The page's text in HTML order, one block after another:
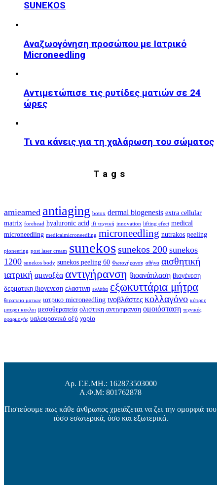
SUNEKOS
Αναζωογόνηση προσώπου με Ιατρικό
Microneedling
Αντιμετώπισε τις ρυτίδες ματιών σε 24
ώρες
Τι να κάνεις για τη χαλάρωση του σώματος
Tags
amieamed antiaging botox dermal biogenesis extra cellular
matrix forehead hyaluronic acid ift τεχνική innovation lifting efect medical
microneedling medicalmicroneedling microneedling nutrakos peeling
pioneering post laser cream sunekossunekos 200 sunekos
1200 sunekos body sunekos peeling 60 Φωτογήρανση αθήνα αισθητική
ιατρική αμινοξέα αντιγήρανση βιοανάπλαση βιογένεση
δερματικη βιογενεση ελαστινη ελλάδα εξωκυττάρια μήτρα
θεραπεια ματιων ιατρικο microneedling ινοβλάστες κολλαγόνο κύπρος
μαυροι κυκλοι μεσοθεραπεία ολιστικη αντιγηρανση ομοιόσταση τεχνικές
εφαρμογής υαλουρονικό οξύ χορίο
Αρ. Γ.Ε.ΜΗ.: 162873503000
Α.Φ.Μ: 801762878
Πιστεύουμε πως κάθε άνθρωπος χρειάζεται να ζει την ομορφιά του
τόσο εσωτερικά, όσο και εξωτερικά.